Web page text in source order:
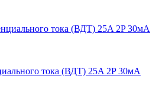
тока (ВДТ) 25A 2P 30мА